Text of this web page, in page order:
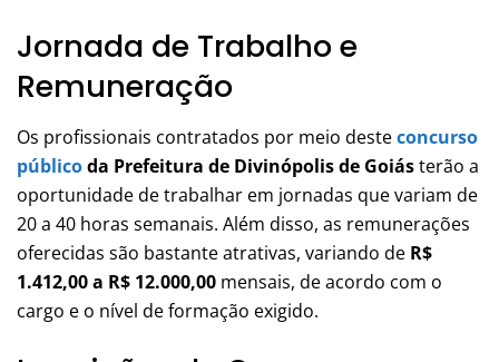
Jornada de Trabalho e
Remuneração
Os profissionais contratados por meio desteconcurso
públicoda Prefeitura de Divinópolis de Goiásterão a
oportunidade de trabalhar em jornadas que variam de
20 a 40 horas semanais. Além disso, as remunerações
oferecidas são bastante atrativas, variando de R$
1.412,00 a R$ 12.000,00 mensais, de acordo com o
cargo e o nível de formação exigido.